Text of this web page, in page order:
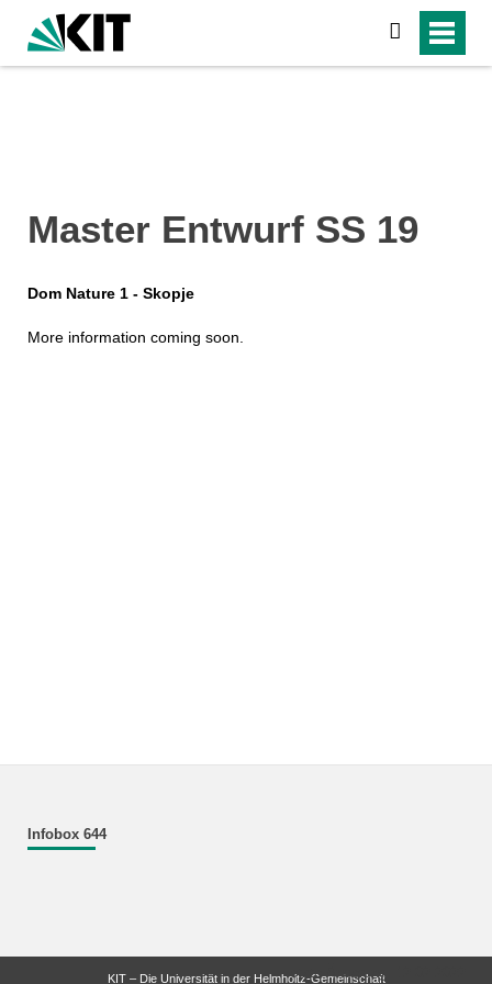
suchen
Master Entwurf SS 19
Dom Nature 1 - Skopje
More information coming soon.
Infobox 644
letzte Änderung: 12.02.2022
KIT – Die Universität in der Helmholtz-Gemeinschaft